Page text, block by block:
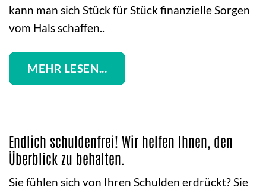
kann man sich Stück für Stück finanzielle Sorgen
vom Hals schaffen..
MEHR LESEN...
Endlich schuldenfrei! Wir helfen Ihnen, den
Überblick zu behalten.
Sie fühlen sich von Ihren Schulden erdrückt? Sie